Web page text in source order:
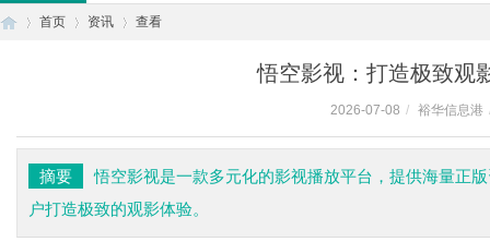
首页 资讯 查看
悟空影视：打造极致观
2026-07-08 / 裕华信息港
摘要
悟空影视是一款多元化的影视播放平台，提供海量正
户打造极致的观影体验。